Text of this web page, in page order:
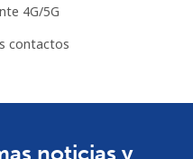
4G/5G
contactos
noticias y